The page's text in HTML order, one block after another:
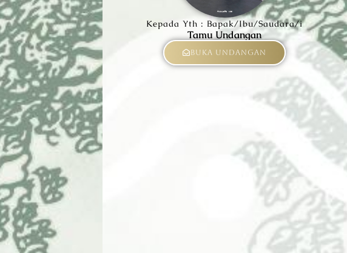
Kepada Yth : Bapak/Ibu/Saudara/i
Tamu Undangan
Buka Undangan